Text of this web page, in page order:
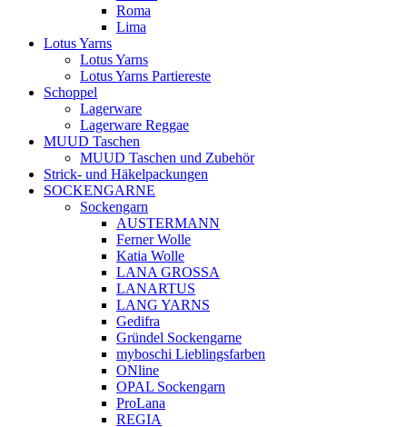
Roma
Lima
Lotus Yarns
Lotus Yarns
Lotus Yarns Partiereste
Schoppel
Lagerware
Lagerware Reggae
MUUD Taschen
MUUD Taschen und Zubehör
Strick- und Häkelpackungen
SOCKENGARNE
Sockengarn
AUSTERMANN
Ferner Wolle
Katia Wolle
LANA GROSSA
LANARTUS
LANG YARNS
Gedifra
Gründel Sockengarne
myboschi Lieblingsfarben
ONline
OPAL Sockengarn
ProLana
REGIA